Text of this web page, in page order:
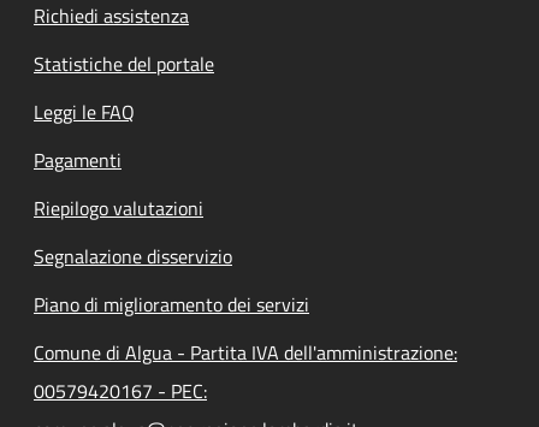
Richiedi assistenza
Statistiche del portale
Leggi le FAQ
Pagamenti
Riepilogo valutazioni
Segnalazione disservizio
Piano di miglioramento dei servizi
Comune di Algua - Partita IVA dell'amministrazione:
00579420167 - PEC: